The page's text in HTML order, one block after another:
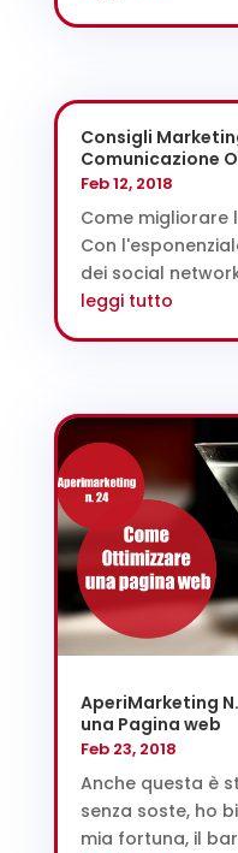
Consigli
Comunicazione
Feb 12, 2018
Come migliorare
Con
dei social
leggi tutto
AperiMarketing
una Pagina web
Feb 23, 2018
Anche questa è
senza soste, ho
mia fortuna, il